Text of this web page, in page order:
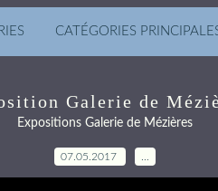
CATÉGORIES
Galerie de
Expositions Galerie de Mézières
07.05.2017